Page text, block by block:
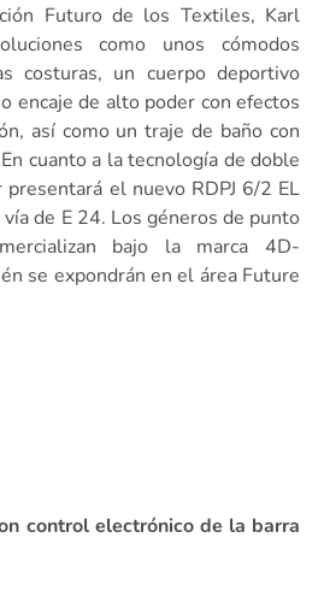
Futuro de los Textiles, Karl
como unos cómodos
costuras, un cuerpo deportivo
encaje de alto poder con efectos
así como un traje de baño con
cuanto a la tecnología de doble
el nuevo RDPJ 6/2 EL
vía de E 24. Los géneros de punto
bajo la marca 4D-
se expondrán en el área Future
control electrónico de la barra